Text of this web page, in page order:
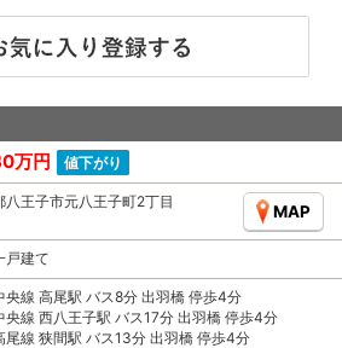
万円 値下がり
八王子市元八王子町2丁目
MAP
戸建て
央線 高尾駅 バス8分 出羽橋 停歩4分
央線 西八王子駅 バス17分 出羽橋 停歩4分
尾線 狭間駅 バス13分 出羽橋 停歩4分